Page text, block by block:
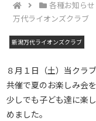
各種お知らせ
万代ライオンズクラブ
新潟万代ライオンズクラブ
８月１日（土）当クラ
共催で夏のお楽しみ会
少しでも子ども達に楽
めました。